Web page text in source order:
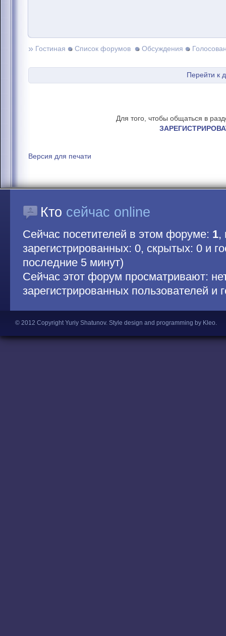
» Гостиная Список форумов Обсуждения
Перейти к
Для того, чтобы общаться в
Версия для печати
Кто сейчас online
Сейчас посетителей в этом форуме: 1,
зарегистрированных: 0, скрытых: 0 и
последние 5 минут)
Сейчас этот форум просматривают:
зарегистрированных пользователей и
© 2012 Copyright Yuriy Shatunov. Style design and programming by Kleo.